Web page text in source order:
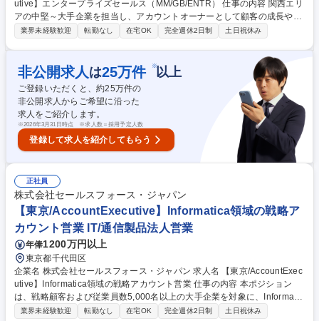
utive】エンタープライズセールス（MM/GB/ENTR） 仕事の内容 関西エリ
アの中堅～大手企業を担当し、アカウントオーナーとして顧客の成長や経
営変革を支援します。新規開拓から既存顧客への提案活動まで一貫して担
や役員クラスが中心となるため、現場課題の解決だけでなく、中長期的な
事業成長や経営課題に踏み込んだ提案を行います。また、マーケティング
やインサイドセールス、パートナー企業と連携し商談機会を創出。顧客が
目指す将来像の実現を後押しします。 製品販売に留まらず、顧客の成功を
実現するパートナーとして伴走しながら、新規契約獲得、アップセル・ク
ロスセル提案、契約締結までのクロージングを担います。 募集職種 【大
阪/AccountExecutive】エンタープライズセールス（MM/GB/ENTR）
業界未経験歓迎 転勤なし 在宅OK 完全週休2日制 土日祝休み
非公開求人 は25万件 ※以上
ご登録いただくと、約25万件の
非公開求人からご希望に沿った
求人をご紹介します。
※2026年3月31日時点 ※求人数＝採用予定人数
登録して求人を紹介してもらう
正社員
株式会社セールスフォース・ジャパン
【東京/AccountExecutive】Informatica領域の戦略ア
カウント営業 IT/通信製品法人営業
年俸1200万円以上
東京都千代田区
企業名 株式会社セールスフォース・ジャパン 求人名 【東京/AccountExec
utive】Informatica領域の戦略アカウント営業 仕事の内容 本ポジション
は、戦略顧客および従業員数5,000名以上の大手企業を対象に、Informatic
a領域のアカウントエグゼクティブとして提案営業を担う役割です。既存
業界未経験歓迎 転勤なし 在宅OK 完全週休2日制 土日祝休み